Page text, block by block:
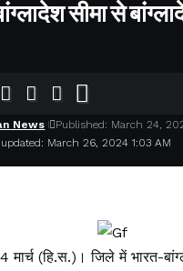
सीमा से
March 26, 2024 1:03 AM
News Published: March 24,
मार्च (हि.स.)। जिले में भारत-